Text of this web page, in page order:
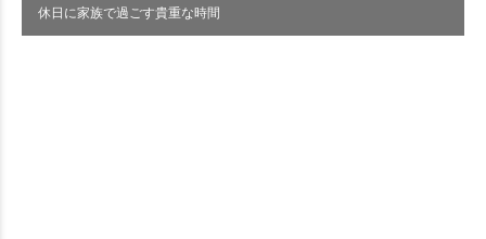
休日に家族で過ごす貴重な時間